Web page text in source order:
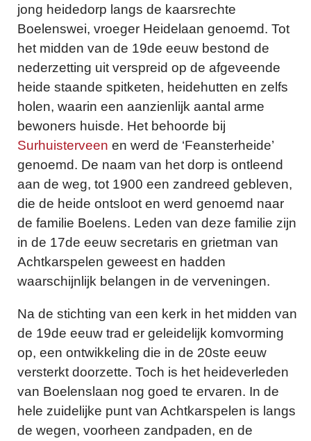
jong heidedorp langs de kaarsrechte
Boelenswei, vroeger Heidelaan genoemd. Tot
het midden van de 19de eeuw bestond de
nederzetting uit verspreid op de afgeveende
heide staande spitketen, heidehutten en zelfs
holen, waarin een aanzienlijk aantal arme
bewoners huisde. Het behoorde bij
Surhuisterveen en werd de ‘Feansterheide’
genoemd. De naam van het dorp is ontleend
aan de weg, tot 1900 een zandreed gebleven,
die de heide ontsloot en werd genoemd naar
de familie Boelens. Leden van deze familie zijn
in de 17de eeuw secretaris en grietman van
Achtkarspelen geweest en hadden
waarschijnlijk belangen in de verveningen.
Na de stichting van een kerk in het midden van
de 19de eeuw trad er geleidelijk komvorming
op, een ontwikkeling die in de 20ste eeuw
versterkt doorzette. Toch is het heideverleden
van Boelenslaan nog goed te ervaren. In de
hele zuidelijke punt van Achtkarspelen is langs
de wegen, voorheen zandpaden, en de